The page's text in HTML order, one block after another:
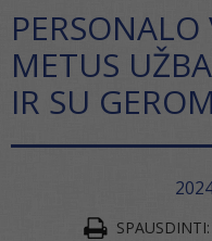
METUS
IR SU
SPAUSDINTI: